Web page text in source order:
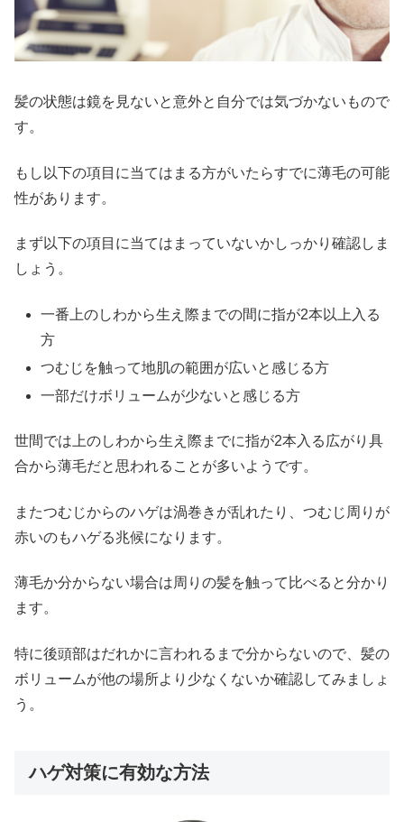
髪の状態は鏡を見ないと意外と自分では気づかないもので
す。
もし以下の項目に当てはまる方がいたらすでに薄毛の可能
性があります。
まず以下の項目に当てはまっていないかしっかり確認しま
しょう。
一番上のしわから生え際までの間に指が2本以上入る
方
つむじを触って地肌の範囲が広いと感じる方
一部だけボリュームが少ないと感じる方
世間では上のしわから生え際までに指が2本入る広がり具
合から薄毛だと思われることが多いようです。
またつむじからのハゲは渦巻きが乱れたり、つむじ周りが
赤いのもハゲる兆候になります。
薄毛か分からない場合は周りの髪を触って比べると分かり
ます。
特に後頭部はだれかに言われるまで分からないので、髪の
ボリュームが他の場所より少なくないか確認してみましょ
う。
ハゲ対策に有効な方法